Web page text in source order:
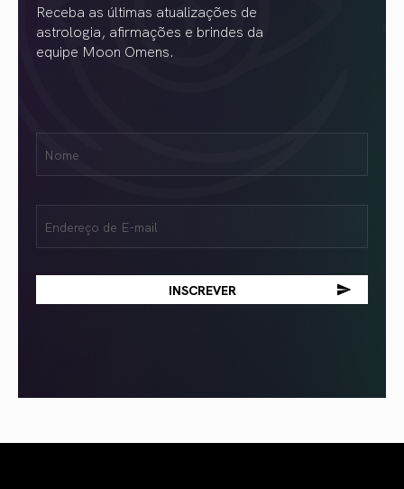
Receba as últimas atualizações de
astrologia, afirmações e brindes da
equipe Moon Omens.
(obrigatório)